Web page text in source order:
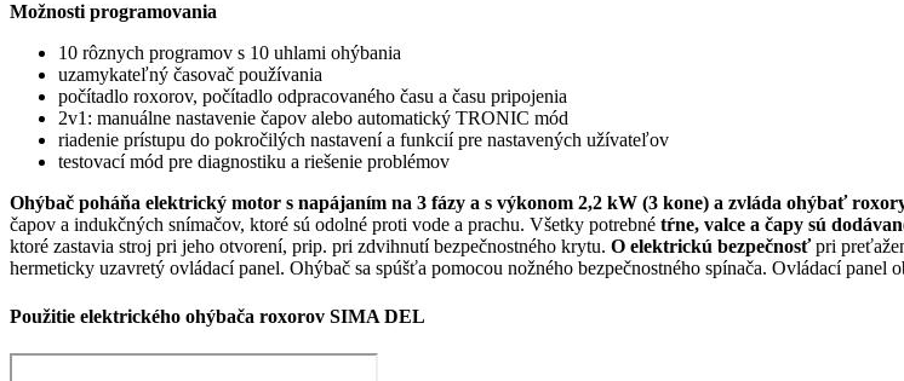
Možnosti programovania
10 rôznych programov s 10 uhlami ohýbania
uzamykateľný časovač používania
počítadlo roxorov, počítadlo odpracovaného času a času pripojenia
2v1: manuálne nastavenie čapov alebo automatický TRONIC mód
riadenie prístupu do pokročilých nastavení a funkcií pre nastavených užívateľov
testovací mód pre diagnostiku a riešenie problémov
Ohýbač poháňa elektrický motor s napájaním na 3 fázy a s výkonom 2,2 kW (3 kone) a zvláda ohýbať
čapov a indukčných snímačov, ktoré sú odolné proti vode a prachu. Všetky potrebné tŕne, valce a čapy sú
ktoré zastavia stroj pri jeho otvorení, prip. pri zdvihnutí bezpečnostného krytu. O elektrickú bezpečnosťpri
hermeticky uzavretý ovládací panel. Ohýbač sa spúšťa pomocou nožného bezpečnostného spínača. Ovládací
Použitie elektrického ohýbača roxorov SIMA DEL